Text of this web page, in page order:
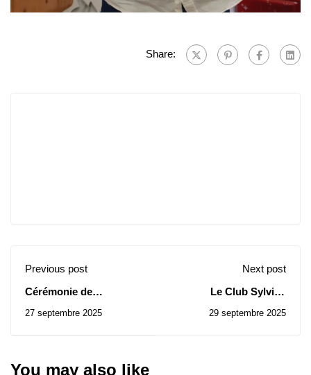
Share:
Previous post
Cérémonie de
Pathos
27 septembre 2025
Next post
Le Club Sylvius
chaleureusement les
29 septembre 2025
You may also like